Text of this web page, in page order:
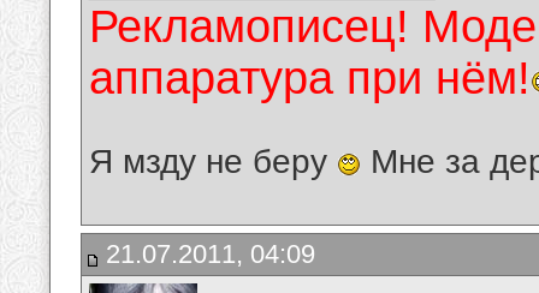
Рекламописец!
аппаратура при нём!
Я мзду не беру Мне за
21.07.2011, 04:09